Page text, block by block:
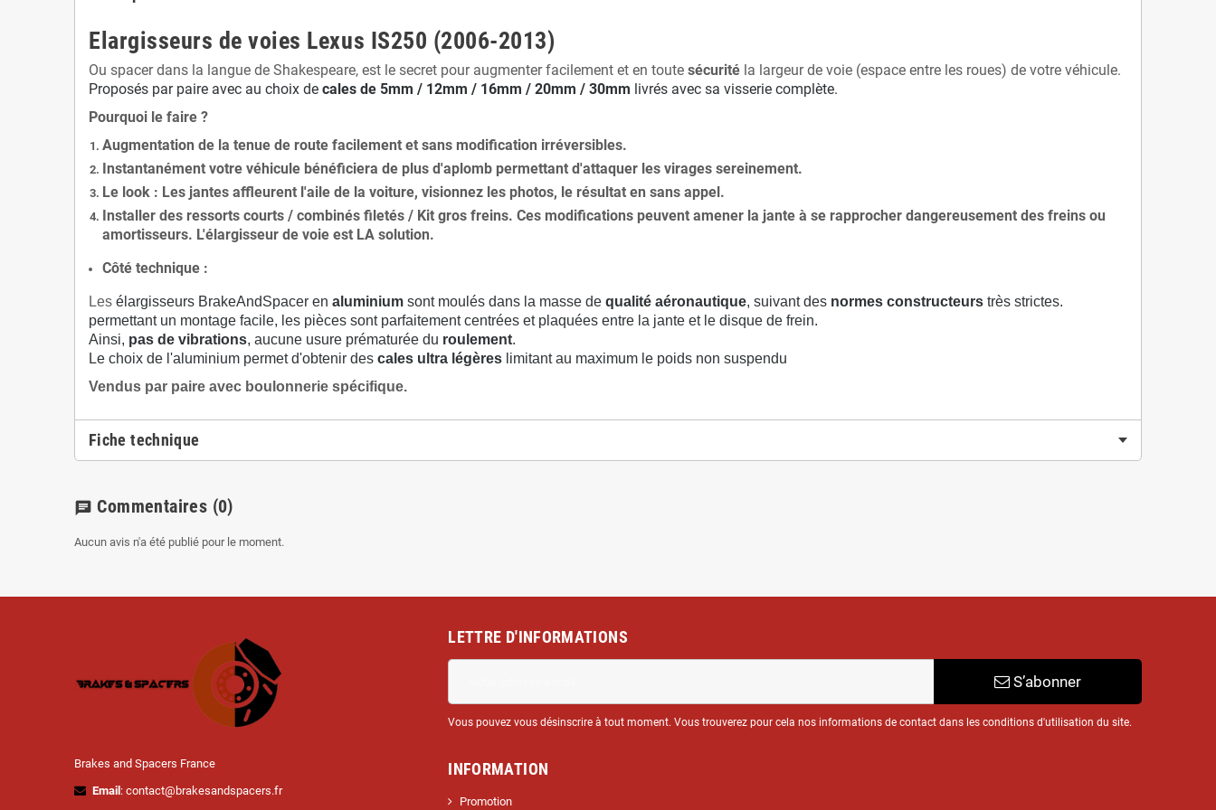
Elargisseurs de voies Lexus IS250 (2006-2013)
Ou spacer dans la langue de Shakespeare, est le secret pour augmenter facilement et en toute sécurité la largeur de voie (espace entre les roues) de votre véhicule.
Proposés par paire avec au choix de cales de 5mm / 12mm / 16mm / 20mm / 30mm livrés avec sa visserie complète.
Pourquoi le faire ?
Augmentation de la tenue de route facilement et sans modification irréversibles.
Instantanément votre véhicule bénéficiera de plus d'aplomb permettant d'attaquer les virages sereinement.
Le look : Les jantes affleurent l'aile de la voiture, visionnez les photos, le résultat en sans appel.
Installer des ressorts courts / combinés filetés / Kit gros freins. Ces modifications peuvent amener la jante à se rapprocher dangereusement des freins ou
amortisseurs. L'élargisseur de voie est LA solution.
Côté technique :
Les élargisseurs BrakeAndSpacer en aluminium sont moulés dans la masse de qualité aéronautique, suivant des normes constructeurs très strictes.
permettant un montage facile, les pièces sont parfaitement centrées et plaquées entre la jante et le disque de frein.
Ainsi, pas de vibrations, aucune usure prématurée du roulement.
Le choix de l'aluminium permet d'obtenir des cales ultra légères limitant au maximum le poids non suspendu
Vendus par paire avec boulonnerie spécifique.
Fiche technique
chat Commentaires (0)
Aucun avis n'a été publié pour le moment.
Brakes and Spacers France
Email : contact@brakesandspacers.fr
LETTRE D'INFORMATIONS
S’abonner
Vous pouvez vous désinscrire à tout moment. Vous trouverez pour cela nos informations de contact dans les conditions d'utilisation du site.
INFORMATION
Promotion